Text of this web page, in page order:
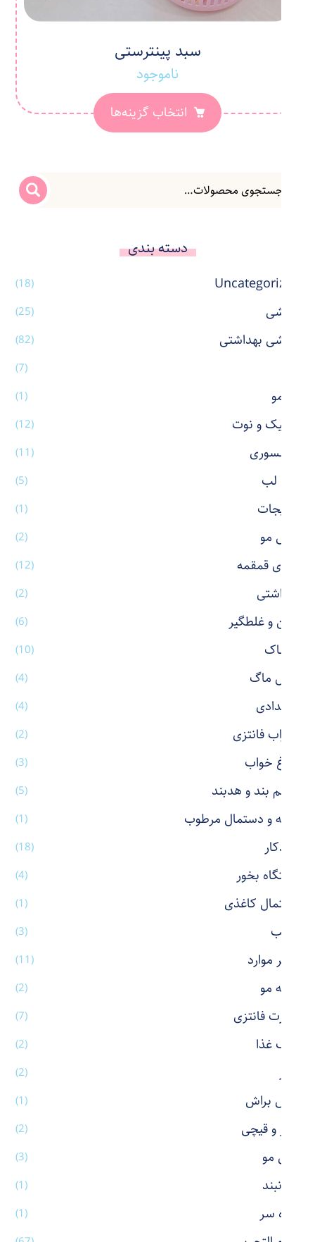
سبد پینترستی
ناموجود
انتخاب گزینه‌ها
دسته بندی
Uncategorized
(18)
آرایشی (25)
آرایشی بهداشتی (82)
(7)
اتو مو (1)
استیک و نوت (12)
اکسسوری (11)
بالم لب (5)
بدلیجات (1)
برس مو (2)
بطری قمقمه (12)
بهداشتی (2)
پاکن و غلطگیر (6)
پوشاک (10)
تراول ماگ (4)
جامدادی (4)
جوراب فانتزی (2)
چراغ خواب (3)
چشم بند و هدبند (5)
حوله و دستمال مرطوب (1)
خودکار (18)
دستگاه بخور (4)
دستمال کاغذی (1)
رژ لب (3)
سایر موارد (11)
شانه مو (2)
شورت فانتزی (7)
ظرف غذا (2)
عطر (2)
فیس براش (1)
کاتر و قیچی (2)
کش مو (3)
گردنبند (1)
گیره سر (1)